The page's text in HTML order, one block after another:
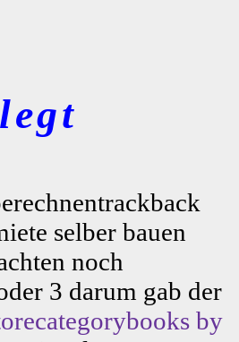
selber bauen
noch
3 darum gab der
by